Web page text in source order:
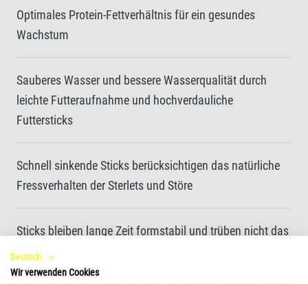
Optimales Protein-Fettverhältnis für ein gesundes
Wachstum
Sauberes Wasser und bessere Wasserqualität durch
leichte Futteraufnahme und hochverdauliche
Futtersticks
Schnell sinkende Sticks berücksichtigen das natürliche
Fressverhalten der Sterlets und Störe
Sticks bleiben lange Zeit formstabil und trüben nicht das
Wasser
Deutsch
Wir verwenden Cookies